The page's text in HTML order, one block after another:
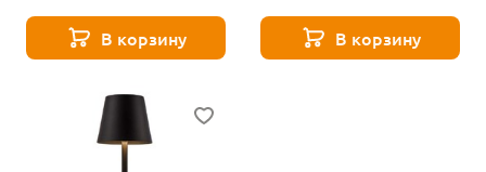
В корзину В корзину